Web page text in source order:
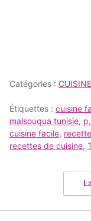
Catégories : CUISINE
Étiquettes : cuisine
malsouqua tunisie, p,
cuisine facile,
recettes de cuisine,